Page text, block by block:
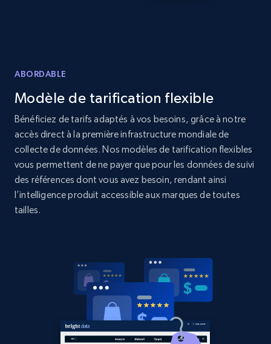
Amazon products global dataset -
Title, Seller name, Brand, Description, Initial
price, Currency, Availability, Reviews count, and
more.
2.1K+ 375+ Commencer
Title, Seller name, Brand, Description, Initial
price, Currency, Availability, Reviews count, and
375+ Commencer
ABORDABLE
Modèle de tarification flexible
Bénéficiez de tarifs adaptés à vos besoins, grâce à notre
accès direct à la première infrastructure mondiale de
collecte de données. Nos modèles de tarification flexibles
vous permettent de ne payer que pour les données de suivi
des références dont vous avez besoin, rendant ainsi
l’intelligence produit accessible aux marques de toutes
tailles.